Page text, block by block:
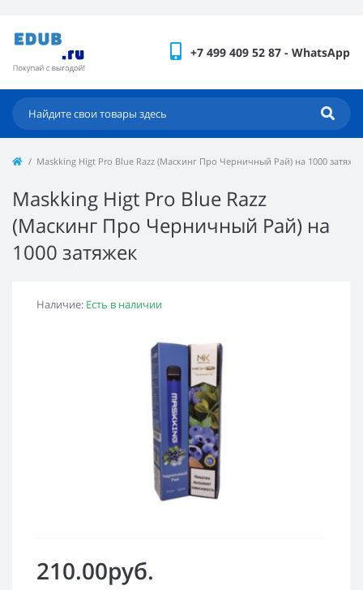
+7 499 409 52 87 - WhatsApp
Maskking Higt Pro Blue Razz (Маскинг Про Черничный Рай) на 1000 затяжек
Maskking Higt Pro Blue Razz
(Маскинг Про Черничный Рай) на
1000 затяжек
Наличие: Есть в наличии
210.00руб.